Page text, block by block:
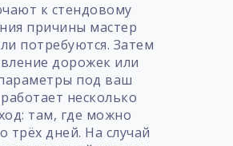
к стендовому
причины мастер
потребуются. Затем
дорожек или
под ваш
несколько
там, где можно
трёх дней. На случай